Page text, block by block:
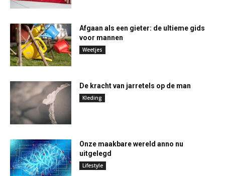
Afgaan als een gieter: de ultieme gids
voor mannen
Weetjes
De kracht van jarretels op de man
Kleding
Onze maakbare wereld anno nu
uitgelegd
Lifestyle